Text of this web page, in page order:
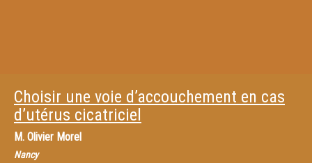
Choisir une voie d’accouchement en cas
d’utérus cicatriciel
M. Olivier Morel
Nancy